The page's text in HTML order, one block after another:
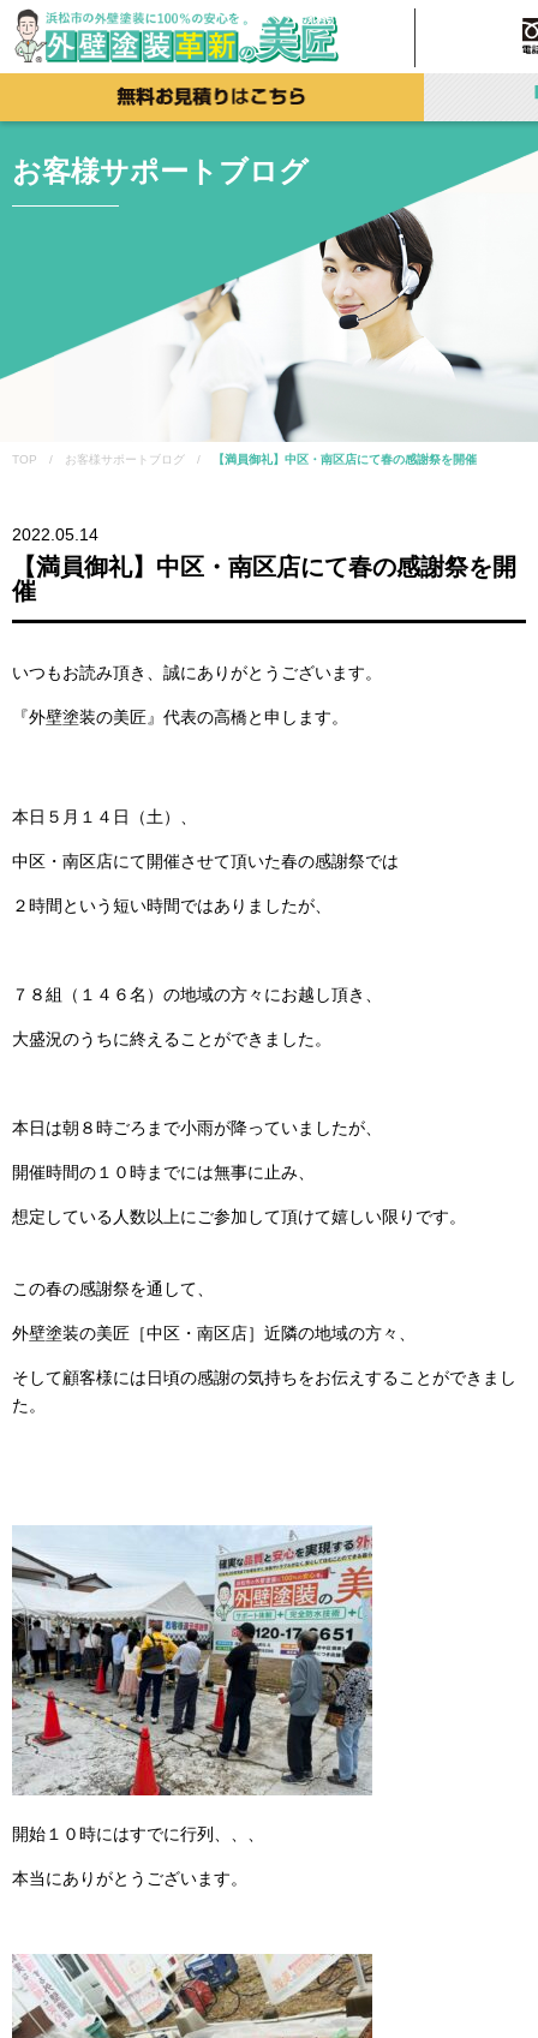
お客様サポートブログ
TOP / お客様サポートブログ / 【満員御礼】中区・南区店にて春の感謝祭を開催
2022.05.14
【満員御礼】中区・南区店にて春の感謝祭を開
催
いつもお読み頂き、誠にありがとうございます。
『外壁塗装の美匠』代表の高橋と申します。
本日５月１４日（土）、
中区・南区店にて開催させて頂いた春の感謝祭では
２時間という短い時間ではありましたが、
７８組（１４６名）の地域の方々にお越し頂き、
大盛況のうちに終えることができました。
本日は朝８時ごろまで小雨が降っていましたが、
開催時間の１０時までには無事に止み、
想定している人数以上にご参加して頂けて嬉しい限りです。
この春の感謝祭を通して、
外壁塗装の美匠［中区・南区店］近隣の地域の方々、
そして顧客様には日頃の感謝の気持ちをお伝えすることができまし
た。
開始１０時にはすでに行列、、、
本当にありがとうございます。